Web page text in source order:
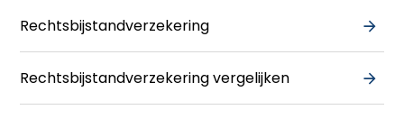
Rechtsbijstandverzekering
Rechtsbijstandverzekering vergelijken